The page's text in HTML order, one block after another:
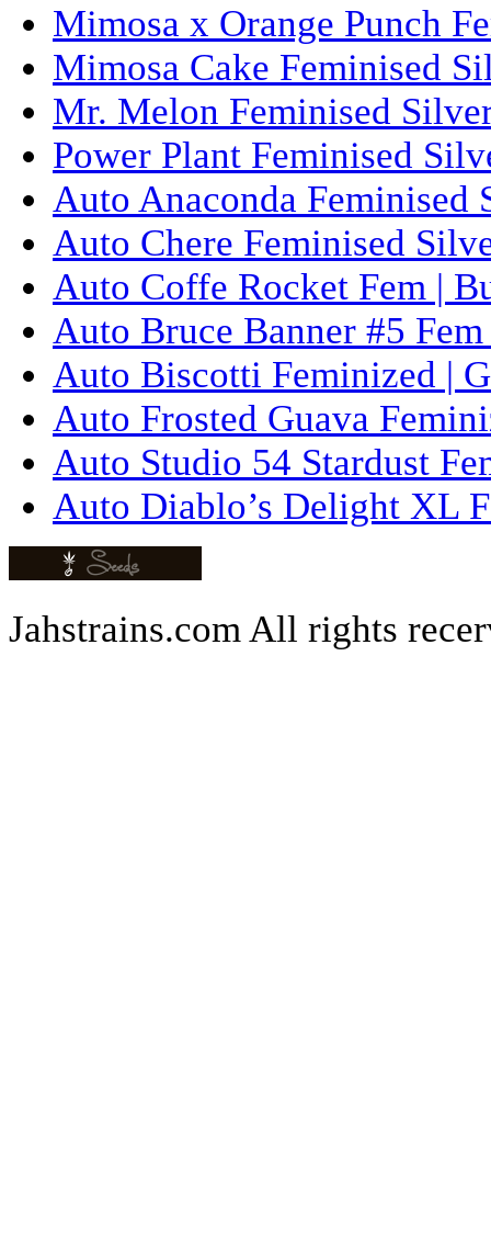
Mimosa x Orange Punch
Mimosa Cake Feminised
Mr. Melon Feminised
Power Plant Feminised
Auto Anaconda Feminised
Auto Chere Feminised
Auto Coffe Rocket Fem |
Auto Bruce Banner #5
Auto Biscotti Feminized |
Auto Frosted Guava
Auto Studio 54 Stardust
Auto Diablo’s Delight XL
Jahstrains.comAll rights